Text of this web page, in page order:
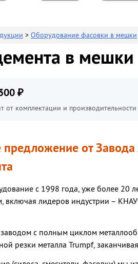
> Оборудование фасовки в мешки
в мешки
₽
от комплектации и
предложение от
с 1998 года, уже более 20
включая лидеров индустрии –
с полным циклом
резки металла Trumpf,